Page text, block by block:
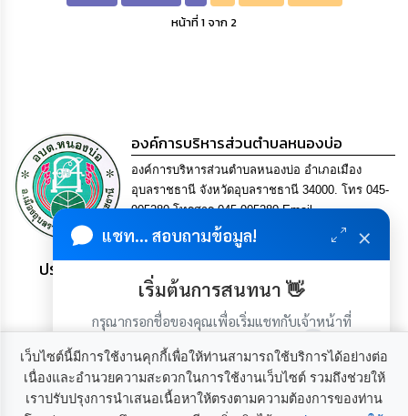
หน้าที่ 1 จาก 2
แชท... สอบถามข้อมูล! ×
เริ่มต้นการสนทนา 👋
กรุณากรอกชื่อของคุณเพื่อเริ่มแชทกับเจ้าหน้าที่
องค์การบริหารส่วนตำบลหนองบ่อ
องค์การบริหารส่วนตำบลหนองบ่อ อำเภอเมือง
อุบลราชธานี จังหวัดอุบลราชธานี 34000. โทร 045-
905280 โทรสาร 045-905280 Email
saraban@nong-bo.go.th
ประชาชน มีภูมิคุ้มกัน พึ่งพาตนเอง พอเพียง เป็นสุข
เกี่ยวกับเรา ติดต่อเรา
เว็บไซต์นี้มีการใช้งานคุกกี้เพื่อให้ท่านสามารถใช้บริการได้อย่างต่อ
เนื่องและอำนวยความสะดวกในการใช้งานเว็บไซต์ รวมถึงช่วยให้
เราปรับปรุงการนำเสนอเนื้อหาให้ตรงตามความต้องการของท่าน